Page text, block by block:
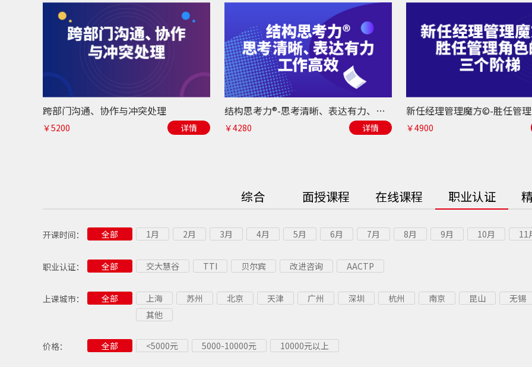
跨部门沟通、协作与冲突处理
￥5200 详情
结构思考力®-思考清晰、表达有力、工作高效
￥4280 详情 ￥4900
综合 面授课程 在线课程 职业认证
开课时间： 全部 1月 2月 3月 4月 5月 6月 7月 8月 9月 10月 11
职业认证： 全部 交大慧谷 TTI 贝尔宾 改进咨询 AACTP
上课城市： 全部 上海 苏州 北京 天津 广州 深圳 杭州 南京 昆山 无锡
其他
价格： 全部 <5000元 5000-10000元 10000元以上